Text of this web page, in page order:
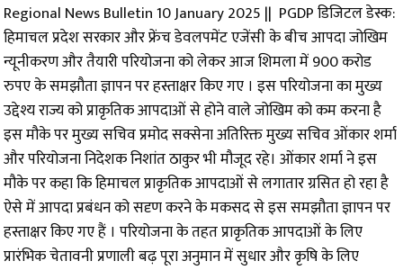
Regional News Bulletin 10 January 2025 || PGDP डिजिटल डेस्क:
हिमाचल प्रदेश सरकार और फ्रेंच डेवलपमेंट एजेंसी के बीच आपदा जोखिम
न्यूनीकरण और तैयारी परियोजना को लेकर आज शिमला में 900 करोड
रुपए के समझौता ज्ञापन पर हस्ताक्षर किए गए । इस परियोजना का मुख्य
उद्देश्य राज्य को प्राकृतिक आपदाओं से होने वाले जोखिम को कम करना है
इस मौके पर मुख्य सचिव प्रमोद सक्सेना अतिरिक्त मुख्य सचिव ओंकार शर्मा
और परियोजना निदेशक निशांत ठाकुर भी मौजूद रहे। ओंकार शर्मा ने इस
मौके पर कहा कि हिमाचल प्राकृतिक आपदाओं से लगातार ग्रसित हो रहा है
ऐसे में आपदा प्रबंधन को सदृण करने के मकसद से इस समझौता ज्ञापन पर
हस्ताक्षर किए गए हैं । परियोजना के तहत प्राकृतिक आपदाओं के लिए
प्रारंभिक चेतावनी प्रणाली बढ़ पूरा अनुमान में सुधार और कृषि के लिए